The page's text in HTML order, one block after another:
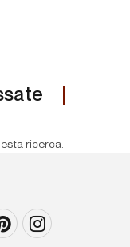
ricerca.